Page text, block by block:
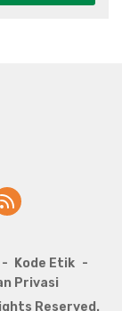
Kode Etik
Privasi
Reserved.